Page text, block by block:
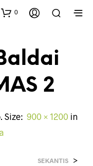
0
2
. Size: 900 × 1200in
SEKANTIS >